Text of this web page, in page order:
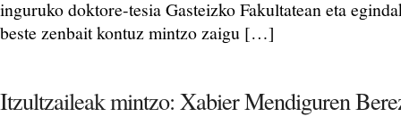
inguruko doktore-tesia Gasteizko Fakultatean eta
beste zenbait kontuz mintzo zaigu […]
Itzultzaileak mintzo: Xabier Mendiguren